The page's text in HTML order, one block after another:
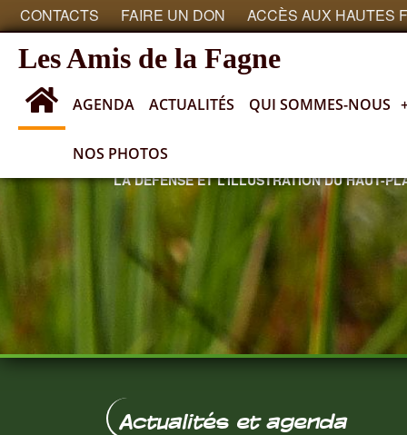
CONTACTS FAIRE UN DON ACCÈS AUX HAUTES
Les Amis de la Fagne
AGENDA ACTUALITÉS QUI SOMMES-NOUS
NOS PHOTOS
SOCIÉTÉ ROYALE ayant pour objectif
LA DÉFENSE ET L’ILLUSTRATION DU HAUT-
Actualités et agenda